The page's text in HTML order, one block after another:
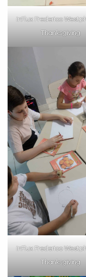
inFlux Frederico
Thanksgiving
inFlux Frederico
Thanksgiving